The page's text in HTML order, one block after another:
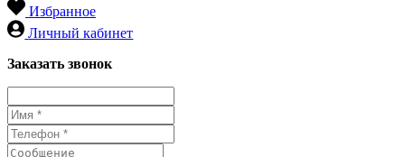
Избранное
Личный кабинет
Заказать звонок